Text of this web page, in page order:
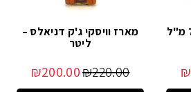
₪
מארז וויסקי ג'ק דניאלס –
ליטר
₪220.00
₪200.00